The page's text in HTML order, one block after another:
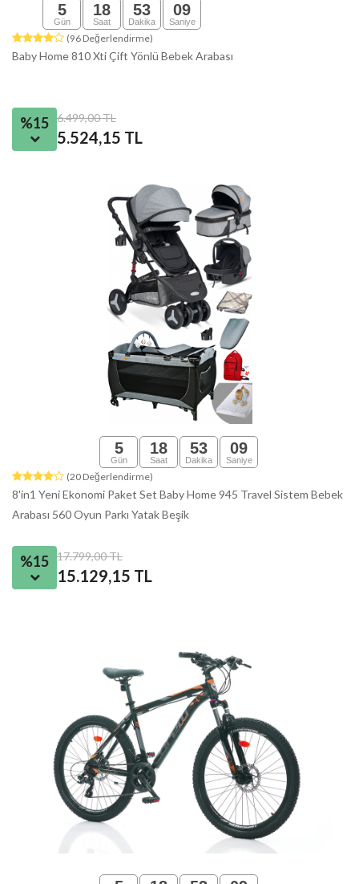
5
Gün
18
Saat
53
Dakika
08
Saniye
(96 Değerlendirme)
Baby Home 810 Xti Çift Yönlü Bebek Arabası
%15 6.499,00 TL
5.524,15 TL
5
Gün
18
Saat
53
Dakika
08
Saniye
(20 Değerlendirme)
8'in1 Yeni Ekonomi Paket Set Baby Home 945 Travel Sistem Bebek
Arabası 560 Oyun Parkı Yatak Beşik
%15 17.799,00 TL
15.129,15 TL